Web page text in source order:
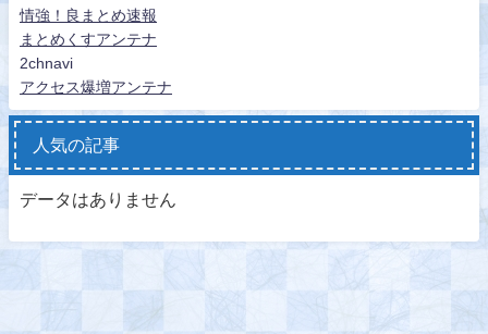
情強！良まとめ速報
まとめくすアンテナ
2chnavi
アクセス爆増アンテナ
人気の記事
データはありません